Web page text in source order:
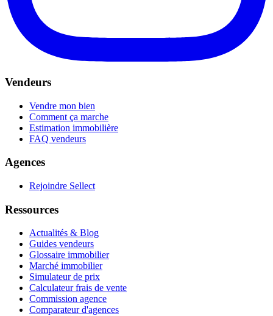
Vendeurs
Vendre mon bien
Comment ça marche
Estimation immobilière
FAQ vendeurs
Agences
Rejoindre Sellect
Ressources
Actualités & Blog
Guides vendeurs
Glossaire immobilier
Marché immobilier
Simulateur de prix
Calculateur frais de vente
Commission agence
Comparateur d'agences